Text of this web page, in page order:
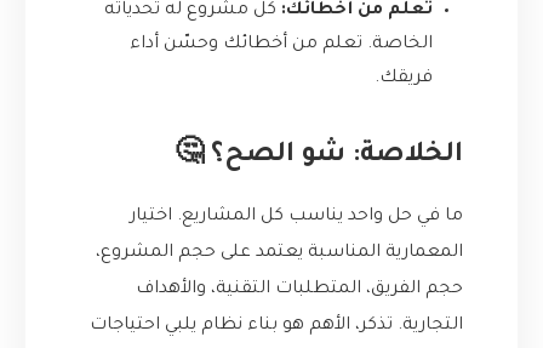
تعلم من أخطائك: كل مشروع له تحدياته
الخاصة. تعلم من أخطائك وحسّن أداء
فريقك.
الخلاصة: شو الصح؟ 🤔
ما في حل واحد يناسب كل المشاريع. اختيار
المعمارية المناسبة يعتمد على حجم المشروع،
حجم الفريق، المتطلبات التقنية، والأهداف
التجارية. تذكر، الأهم هو بناء نظام يلبي احتياجات